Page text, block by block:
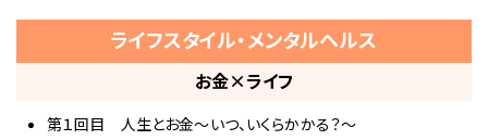
ライフスタイル・メンタルヘルス
お金×ライフ
第１回目 人生とお金～いつ、いくらかかる？～